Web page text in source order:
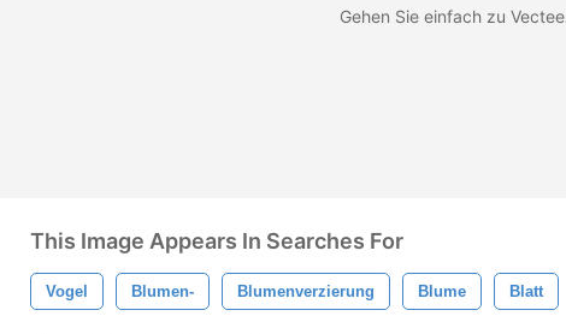
Gehen Sie einfach zu
This Image Appears In Searches For
Vogel Blumen- Blumenverzierung Blume Blatt